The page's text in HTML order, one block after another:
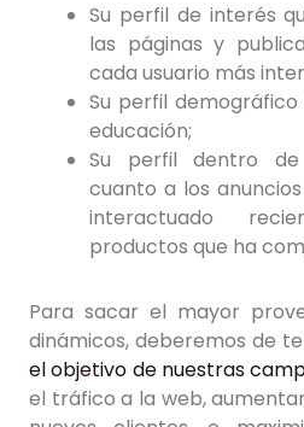
Su perfil de interés
las páginas y
cada usuario más
Su perfil
educación;
Su perfil dentro
cuanto a los
interactuado
productos que ha
Para sacar el mayor
dinámicos, deberemos de
el objetivo de nuestras
el tráfico a la web,